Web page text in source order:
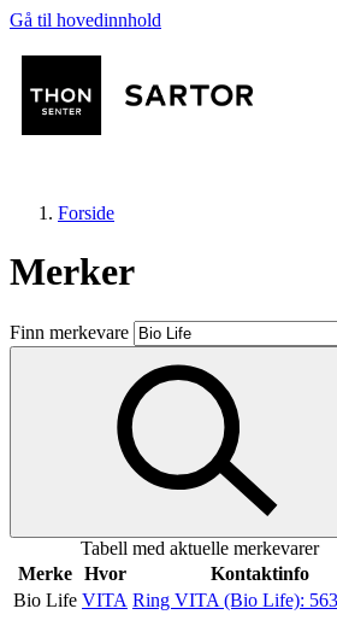
Gå til hovedinnhold
Butikker
Mat og drikke
Aktiviteter
Inspirasjon
Forside
Merker
Finn merkevare
Tabell med aktuelle merkevarer
Merke Hvor
Kontaktinfo
Bio Life VITA Ring VITA (Bio Life):